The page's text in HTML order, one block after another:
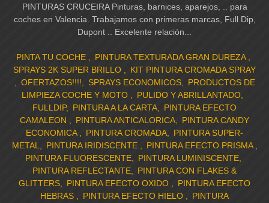
PINTURAS CRUCEIRA Pinturas, barnices, aparejos, .. para
coches en Valencia. Trabajamos con primeras marcas, Full Dip,
Dupont .. Excelente relación...
PINTA TU COCHE
PINTURA TEXTURADA GRAN DUREZA
SPRAYS 2K SUPER BRILLO
KIT PINTURA CROMADA SPRAY
OFERTAZOS!!!!
SPRAYS ECONOMICOS
PRODUCTOS DE
LIMPIEZA COCHE Y MOTO
PULIDO Y ABRILLANTADO
FULLDIP
PINTURA A LA CARTA
PINTURA EFECTO
CAMALEON
PINTURA ANTICALORICA
PINTURA CANDY
ECONOMICA
PINTURA CROMADA
PINTURA SUPER-
METAL
PINTURA IRIDISCENTE
PINTURA EFECTO PRISMA
PINTURA FLUORESCENTE
PINTURA LUMINISCENTE
PINTURA REFLECTANTE
PINTURA CON FLAKES &
GLITTERS
PINTURA EFECTO OXIDO
PINTURA EFECTO
HEBRAS
PINTURA EFECTO HIELO
PINTURA